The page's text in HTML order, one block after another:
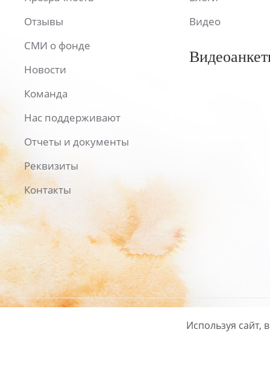
Отзывы
СМИ о фонде
Новости
Команда
Нас поддерживают
Отчеты и документы
Реквизиты
Контакты
Видео
Политика
Используя сайт,